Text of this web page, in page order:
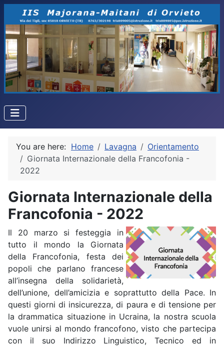
You are here: Home Lavagna
Orientamento
Giornata Internazionale della Francofonia -
2022
Giornata Internazionale della
Francofonia - 2022
Il 20 marzo si festeggia in
tutto il mondo la Giornata
della Francofonia, festa dei
popoli che parlano francese
all’insegna della solidarietà,
dell’unione, dell’amicizia e soprattutto della Pace. In
questi giorni di insicurezza, di paura e di tensione per
la drammatica situazione in Ucraina, la nostra scuola
vuole unirsi al mondo francofono, visto che partecipa
con il suo Indirizzo Linguistico, Tecnico ed in